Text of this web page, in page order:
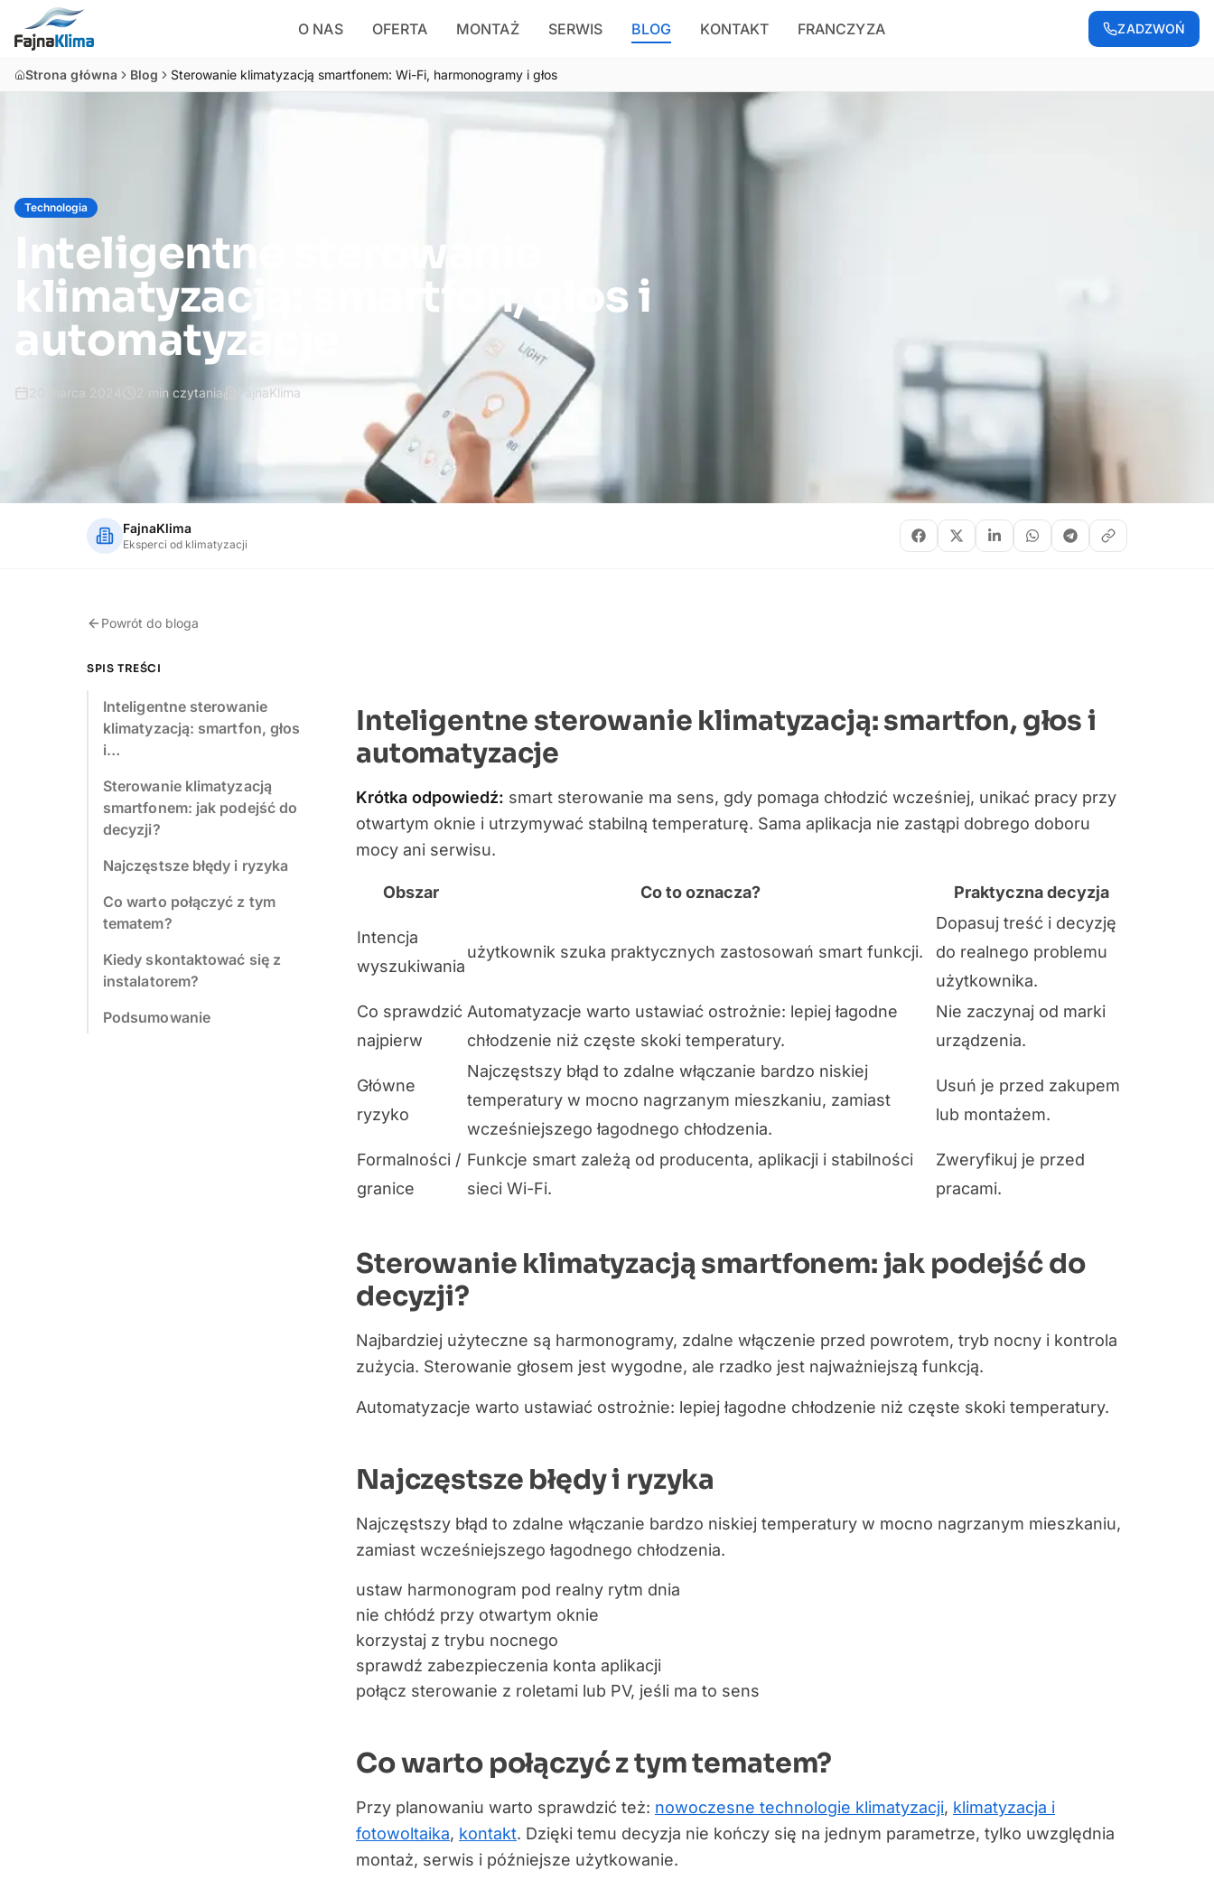
O NAS OFERTA MONTAŻ SERWIS BLOG KONTAKT FRANCZYZA ZADZWOŃ
Strona główna Blog Sterowanie klimatyzacją smartfonem: Wi-Fi, harmonogramy i głos
Technologia
Inteligentne sterowanie
klimatyzacją: smartfon, głos i
automatyzacje
20 marca 2024 min czytania FajnaKlima
FajnaKlima
Eksperci od klimatyzacji
Powrót do bloga
SPIS TREŚCI
Inteligentne sterowanie
klimatyzacją: smartfon, głos
i…
Sterowanie klimatyzacją
smartfonem: jak podejść do
decyzji?
Najczęstsze błędy i ryzyka
Co warto połączyć z tym
tematem?
Kiedy skontaktować się z
instalatorem?
Podsumowanie
Inteligentne sterowanie klimatyzacją: smartfon, głos i
automatyzacje
Krótka odpowiedź: smart sterowanie ma sens, gdy pomaga chłodzić wcześniej, unikać pracy przy
otwartym oknie i utrzymywać stabilną temperaturę. Sama aplikacja nie zastąpi dobrego doboru
mocy ani serwisu.
Obszar Co to oznacza? Praktyczna decyzja
Intencja
wyszukiwania
użytkownik szuka praktycznych zastosowań smart funkcji.
Dopasuj treść i decyzję
do realnego problemu
użytkownika.
Co sprawdzić
najpierw
Automatyzacje warto ustawiać ostrożnie: lepiej łagodne
chłodzenie niż częste skoki temperatury.
Nie zaczynaj od marki
urządzenia.
Główne
ryzyko
Najczęstszy błąd to zdalne włączanie bardzo niskiej
temperatury w mocno nagrzanym mieszkaniu, zamiast
wcześniejszego łagodnego chłodzenia.
Usuń je przed zakupem
lub montażem.
Formalności /
granice
Funkcje smart zależą od producenta, aplikacji i stabilności
sieci Wi-Fi.
Zweryfikuj je przed
pracami.
Sterowanie klimatyzacją smartfonem: jak podejść do
decyzji?
Najbardziej użyteczne są harmonogramy, zdalne włączenie przed powrotem, tryb nocny i kontrola
zużycia. Sterowanie głosem jest wygodne, ale rzadko jest najważniejszą funkcją.
Automatyzacje warto ustawiać ostrożnie: lepiej łagodne chłodzenie niż częste skoki temperatury.
Najczęstsze błędy i ryzyka
Najczęstszy błąd to zdalne włączanie bardzo niskiej temperatury w mocno nagrzanym mieszkaniu,
zamiast wcześniejszego łagodnego chłodzenia.
ustaw harmonogram pod realny rytm dnia
nie chłódź przy otwartym oknie
korzystaj z trybu nocnego
sprawdź zabezpieczenia konta aplikacji
połącz sterowanie z roletami lub PV, jeśli ma to sens
Co warto połączyć z tym tematem?
Przy planowaniu warto sprawdzić też: nowoczesne technologie klimatyzacji, klimatyzacja i
fotowoltaika, kontakt. Dzięki temu decyzja nie kończy się na jednym parametrze, tylko uwzględnia
montaż, serwis i późniejsze użytkowanie.